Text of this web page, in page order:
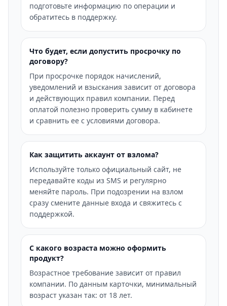
подготовьте информацию по операции и
обратитесь в поддержку.
Что будет, если допустить просрочку по
договору?
При просрочке порядок начислений,
уведомлений и взыскания зависит от договора
и действующих правил компании. Перед
оплатой полезно проверить сумму в кабинете
и сравнить ее с условиями договора.
Как защитить аккаунт от взлома?
Используйте только официальный сайт, не
передавайте коды из SMS и регулярно
меняйте пароль. При подозрении на взлом
сразу смените данные входа и свяжитесь с
поддержкой.
С какого возраста можно оформить
продукт?
Возрастное требование зависит от правил
компании. По данным карточки, минимальный
возраст указан так: от 18 лет.